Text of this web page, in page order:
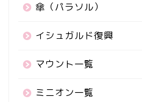
傘（パラソル）
イシュガルド復興
マウント一覧
ミニオン一覧